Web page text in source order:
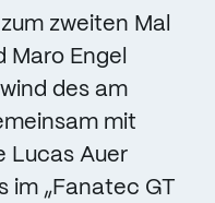
zweiten Mal
Maro Engel
des am
mit
Lucas Auer
im „Fanatec GT